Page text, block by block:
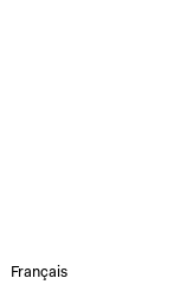
Français